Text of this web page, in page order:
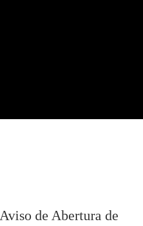
Aviso de Abertura de